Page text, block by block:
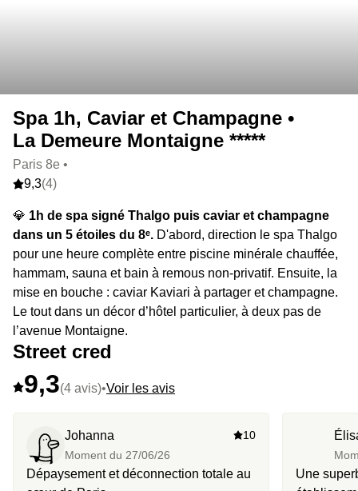
Spa 1h, Caviar et Champagne •
La Demeure Montaigne *****
Paris 8e •
9,3(4)
💎 1h de spa signé Thalgo puis caviar et champagne
dans un 5 étoiles du 8ᵉ. D'abord, direction le spa Thalgo
pour une heure complète entre piscine minérale chauffée,
hammam, sauna et bain à remous non-privatif. Ensuite, la
mise en bouche : caviar Kaviari à partager et champagne.
Le tout dans un décor d’hôtel particulier, à deux pas de
l’avenue Montaigne.
Street cred
9,3(4 avis)•Voir les avis
Johanna
Moment du 27/06/26
10
Dépaysement et déconnection totale au
Une